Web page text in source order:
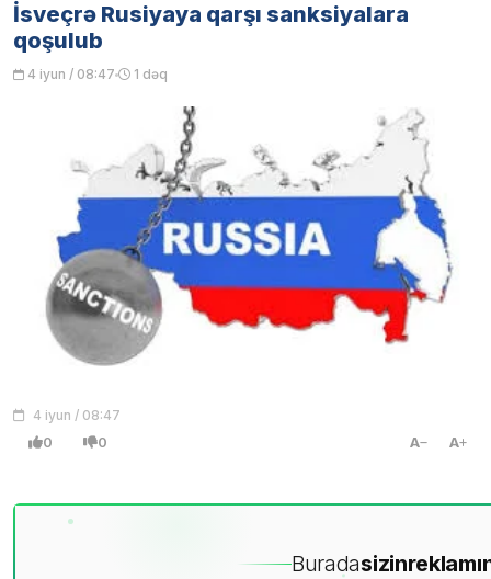
İsveçrə Rusiyaya qarşı sanksiyalara
qoşulub
4 iyun / 08:47 1 dəq
4 iyun / 08:47
0 0 A A
Buradasizin